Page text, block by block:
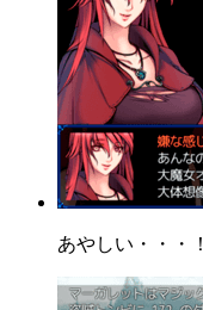
あやしい・・・！